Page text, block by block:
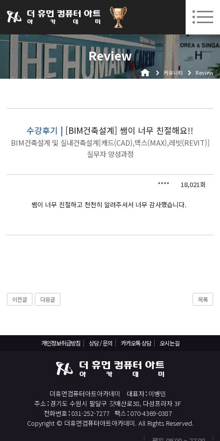
031-252-7277 수원캠퍼스 개강 08. 12.(수)
로그인 회원가입 고객센터
Review
커뮤니티 Review
수강후기 | [BIM건축설계] 쌤이 너무 친절해요!!
BIM건축설계 및 실내건축설계[캐드(CAD),맥스(MAX),레빗(REVIT)]
실무자 양성과정
**** 18,021회
쎔이 너무 친절하고 천천히 알려주셔서 너무 감사했습니다.
이전글 다음글 목록
개인정보취급방침 상담 / 문의 카카오톡 상담 오시는길
더휴먼컴퓨터아트아카데미 대표자 이병민
주소 경기도 수원시 팔달구 갓매산로38, 다성프라자 3F
전화번호 031-252-7277 팩스 070-4369-0387
Copyright © 더휴먼컴퓨터아트아카데미. All Rights Reserved.
아카데미소개
인사말
오시는길
국비지원 무료교육
BIM 건축설계 및 실내건축설계(캐드(CAD),맥스(MAX),레빗(REVIT))실무자 양성과정
반응형/웹퍼블리셔/프론트엔드 웹개발자(웹디자인)
전산세무회계 자격취득과정[전산회계1급/전산세무2급/FAT1급/TAT2급]
직업상담사 2급 (필기+실기) 자격증 취득과정
일러스트 자격증 취득과정(GTQi 1급)
전산회계 1급 / FAT 1급 자격증 취득과정